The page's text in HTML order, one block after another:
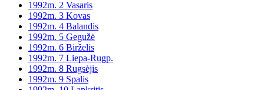
1992m. 2 Vasaris
1992m. 3 Kovas
1992m. 4 Balandis
1992m. 5 Gegužė
1992m. 6 Birželis
1992m. 7 Liepa-Rugp.
1992m. 8 Rugsėjis
1992m. 9 Spalis